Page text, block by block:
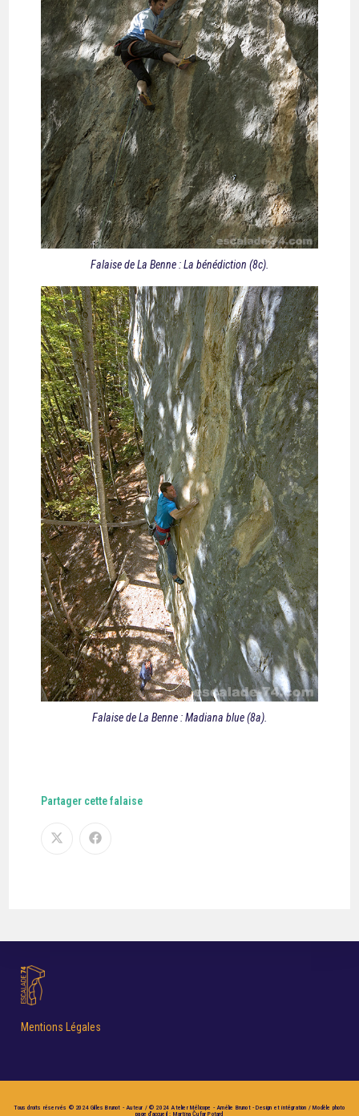
Falaise de La Benne : La bénédiction (8c).
Falaise de La Benne : Madiana blue (8a).
Partager cette falaise
Mentions Légales
Tous droits réservés © 2024 Gilles Brunot - Auteur / © 2024 Atelier Mélicope - Amélie Brunot - Design et intégration / Modèle photo
page d'accueil : Martina Čufar Potard